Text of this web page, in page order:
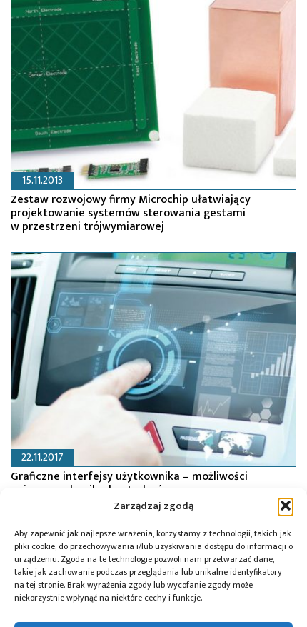
Zarządzaj zgodą
Aby zapewnić jak najlepsze wrażenia, korzystamy z technologii, takich jak
pliki cookie, do przechowywania i/lub uzyskiwania dostępu do informacji o
urządzeniu. Zgoda na te technologie pozwoli nam przetwarzać dane,
takie jak zachowanie podczas przeglądania lub unikalne identyfikatory
na tej stronie. Brak wyrażenia zgody lub wycofanie zgody może
niekorzystnie wpłynąć na niektóre cechy i funkcje.
15.11.2013
Zestaw rozwojowy firmy Microchip ułatwiający
projektowanie systemów sterowania gestami
w przestrzeni trójwymiarowej
22.11.2017
Graficzne interfejsy użytkownika – możliwości
najnowszych mikrokontrolerów